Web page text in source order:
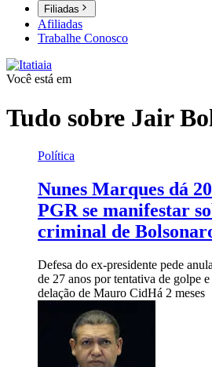
Filiadas
Afiliadas
Trabalhe Conosco
Você está em
Tudo sobre Jair
Política
Nunes Marques dá
PGR se manifestar
criminal de
Defesa do ex-presidente pede
de 27 anos por tentativa de golpe
delação de Mauro CidHá 2 meses